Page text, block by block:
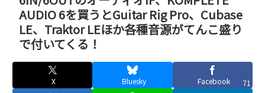
AUDIO 6を買うとGuitar Rig Pro、Cubase
LE、Traktor LEほか各種音源がてんこ盛り
で付いてくる！
X Bluesky Facebook 71